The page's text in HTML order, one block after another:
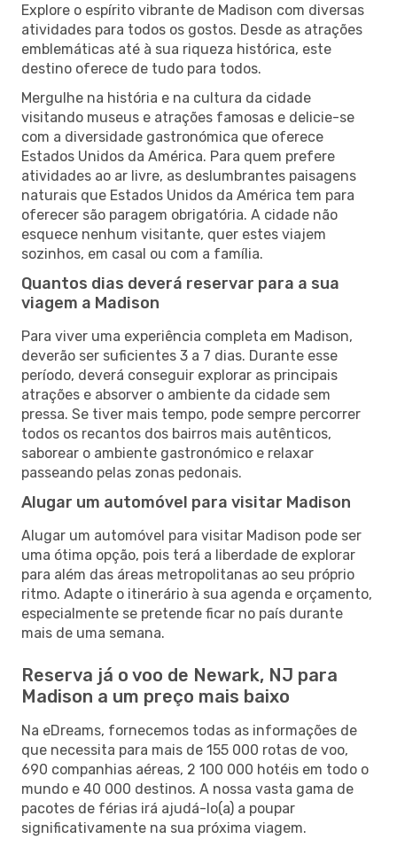
Explore o espírito vibrante de Madison com diversas
atividades para todos os gostos. Desde as atrações
emblemáticas até à sua riqueza histórica, este
destino oferece de tudo para todos.
Mergulhe na história e na cultura da cidade
visitando museus e atrações famosas e delicie-se
com a diversidade gastronómica que oferece
Estados Unidos da América. Para quem prefere
atividades ao ar livre, as deslumbrantes paisagens
naturais que Estados Unidos da América tem para
oferecer são paragem obrigatória. A cidade não
esquece nenhum visitante, quer estes viajem
sozinhos, em casal ou com a família.
Quantos dias deverá reservar para a sua
viagem a Madison
Para viver uma experiência completa em Madison,
deverão ser suficientes 3 a 7 dias. Durante esse
período, deverá conseguir explorar as principais
atrações e absorver o ambiente da cidade sem
pressa. Se tiver mais tempo, pode sempre percorrer
todos os recantos dos bairros mais autênticos,
saborear o ambiente gastronómico e relaxar
passeando pelas zonas pedonais.
Alugar um automóvel para visitar Madison
Alugar um automóvel para visitar Madison pode ser
uma ótima opção, pois terá a liberdade de explorar
para além das áreas metropolitanas ao seu próprio
ritmo. Adapte o itinerário à sua agenda e orçamento,
especialmente se pretende ficar no país durante
mais de uma semana.
Reserva já o voo de Newark, NJ para
Madison a um preço mais baixo
Na eDreams, fornecemos todas as informações de
que necessita para mais de 155 000 rotas de voo,
690 companhias aéreas, 2 100 000 hotéis em todo o
mundo e 40 000 destinos. A nossa vasta gama de
pacotes de férias irá ajudá-lo(a) a poupar
significativamente na sua próxima viagem.